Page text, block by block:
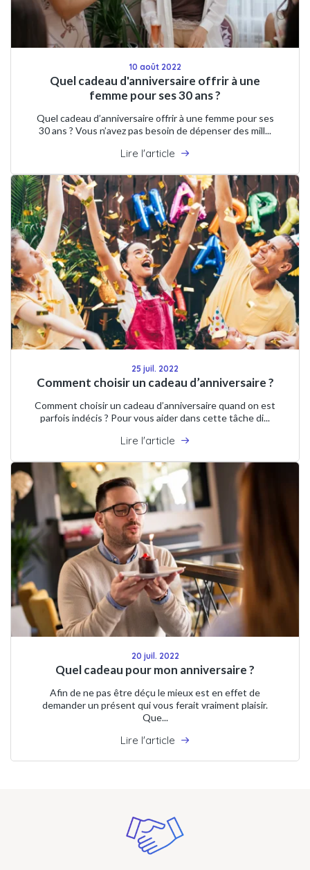
10 août 2022
Quel cadeau d'anniversaire offrir à une
femme pour ses 30 ans ?
Quel cadeau d’anniversaire offrir à une femme pour ses
30 ans ? Vous n’avez pas besoin de dépenser des mill...
Lire l'article
25 juil. 2022
Comment choisir un cadeau d’anniversaire ?
Comment choisir un cadeau d’anniversaire quand on est
parfois indécis ? Pour vous aider dans cette tâche di...
Lire l'article
20 juil. 2022
Quel cadeau pour mon anniversaire ?
Afin de ne pas être déçu le mieux est en effet de
demander un présent qui vous ferait vraiment plaisir.
Que...
Lire l'article